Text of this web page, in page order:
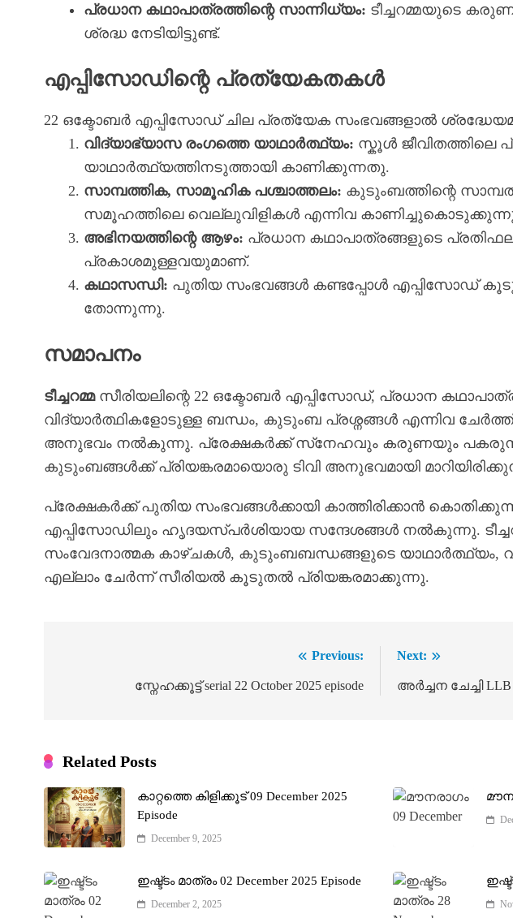
പ്രധാന കഥാപാത്രത്തിന്റെ സാന്നിധ്യം: ടീച്ചറമ്മയുടെ
ശ്രദ്ധ നേടിയിട്ടുണ്ട്.
എപ്പിസോഡിന്റെ പ്രത്യേകതകൾ
22 ഒക്ടോബർ എപ്പിസോഡ് ചില പ്രത്യേക സംഭവങ്ങളാൽ
വിദ്യാഭ്യാസ രംഗത്തെ യാഥാർത്ഥ്യം: സ്കൂൾ ജീവിതത്തിലെ
യാഥാർത്ഥ്യത്തിനടുത്തായി കാണിക്കുന്നതു.
സാമ്പത്തിക, സാമൂഹിക പശ്ചാത്തലം: കുടുംബത്തിന്റെ
സമൂഹത്തിലെ വെല്ലുവിളികൾ എന്നിവ
അഭിനയത്തിന്റെ ആഴം: പ്രധാന കഥാപാത്രങ്ങളുടെ
പ്രകാശമുള്ളവയുമാണ്.
കഥാസന്ധി: പുതിയ സംഭവങ്ങൾ കണ്ടപ്പോൾ എപ്പിസോഡ്
തോന്നുന്നു.
സമാപനം
ടീച്ചറമ്മസീരിയലിന്റെ 22 ഒക്ടോബർ എപ്പിസോഡ്, പ്രധാന
വിദ്യാർത്ഥികളോടുള്ള ബന്ധം, കുടുംബ പ്രശ്നങ്ങൾ എന്നിവ
അനുഭവം നൽകുന്നു. പ്രേക്ഷകർക്ക് സ്‌നേഹവും കരുണയും
കുടുംബങ്ങൾക്ക് പ്രിയങ്കരമായൊരു ടിവി അനുഭവമായി
പ്രേക്ഷകർക്ക് പുതിയ സംഭവങ്ങൾക്കായി കാത്തിരിക്കാൻ
എപ്പിസോഡിലും ഹൃദയസ്പർശിയായ സന്ദേശങ്ങൾ നൽകുന്നു.
സംവേദനാത്മക കാഴ്ചകൾ, കുടുംബബന്ധങ്ങളുടെ യാഥാർത്ഥ്യം,
എല്ലാം ചേർന്ന് സീരിയൽ കൂടുതൽ പ്രിയങ്കരമാക്കുന്നു.
navigation
Previous:
സ്നേഹക്കൂട്ട് serial 22 October 2025 episode
Next:
അർച്ചന ചേച്ചി LLB
Related Posts
കാറ്റത്തെ കിളിക്കൂട് 09 December 2025
Episode
December 9, 2025
ഇഷ്ട്ടം മാത്രം 02 December 2025 Episode
December 2, 2025